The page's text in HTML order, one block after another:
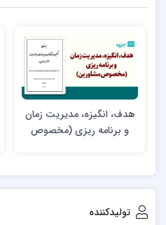
هدف، انگیزه، مدیریت زمان
و برنامه ریزی (مخصوص
تولیدکننده